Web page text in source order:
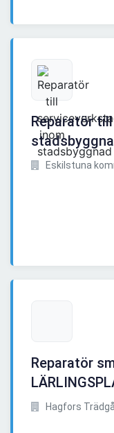
Reparatör
Eskilstuna
Reparatör
Hagfors